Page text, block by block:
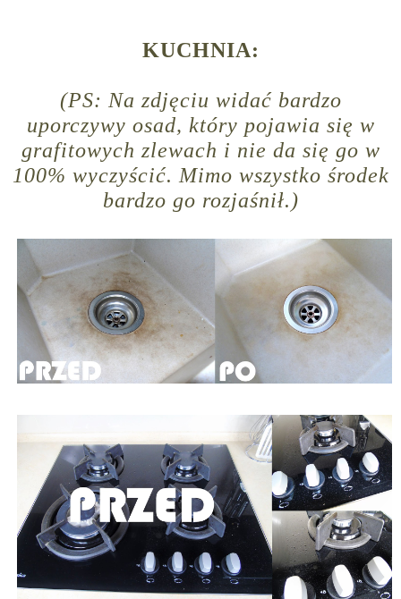
KUCHNIA:
(PS: Na zdjęciu widać bardzo
uporczywy osad, który pojawia się w
grafitowych zlewach i nie da się go w
100% wyczyścić. Mimo wszystko środek
bardzo go rozjaśnił.)